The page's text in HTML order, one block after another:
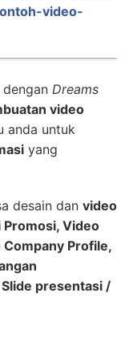
video-
Dreams
video
anda untuk
yang
desain dan video
Video
Company Profile,
presentasi /